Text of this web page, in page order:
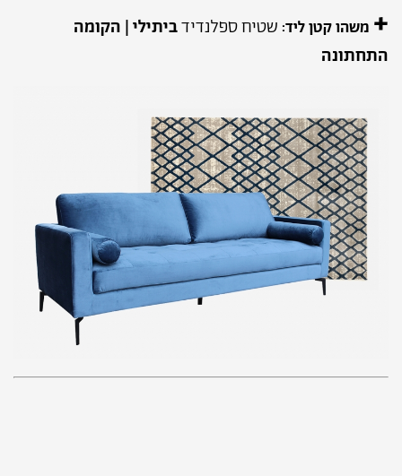
+ משהו קטן ליד: שטיח ספלנדידביתילי | הקומה
התחתונה